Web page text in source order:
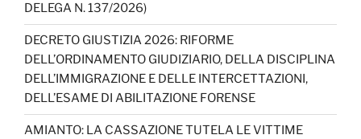
a
n
n
el
DELEGA N. 137/2026)
DECRETO GIUSTIZIA 2026: RIFORME
DELL’ORDINAMENTO GIUDIZIARIO, DELLA DISCIPLINA
DELL’IMMIGRAZIONE E DELLE INTERCETTAZIONI,
DELL’ESAME DI ABILITAZIONE FORENSE
AMIANTO: LA CASSAZIONE TUTELA LE VITTIME